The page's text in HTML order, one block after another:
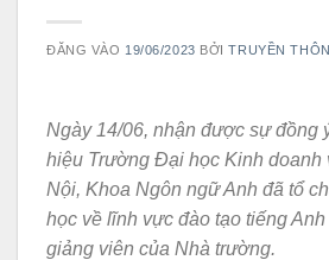
ĐĂNG VÀO 19/06/2023 BỞITRUYỀN
Ngày 14/06, nhận được sự đồng
hiệu Trường Đại học Kinh doanh
Nội, Khoa Ngôn ngữ Anh đã tổ
học về lĩnh vực đào tạo tiếng
giảng viên của Nhà trường.